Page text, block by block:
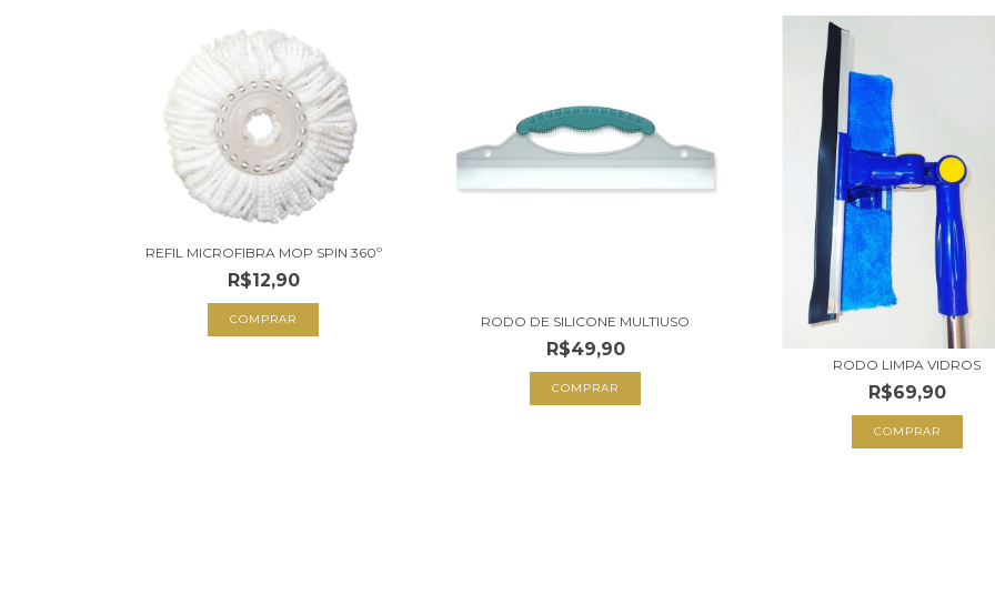
REFIL MICROFIBRA MOP SPIN 360º
R$12,90
RODO DE SILICONE MULTIUSO
R$49,90
RODO LIMPA VIDROS
R$69,90